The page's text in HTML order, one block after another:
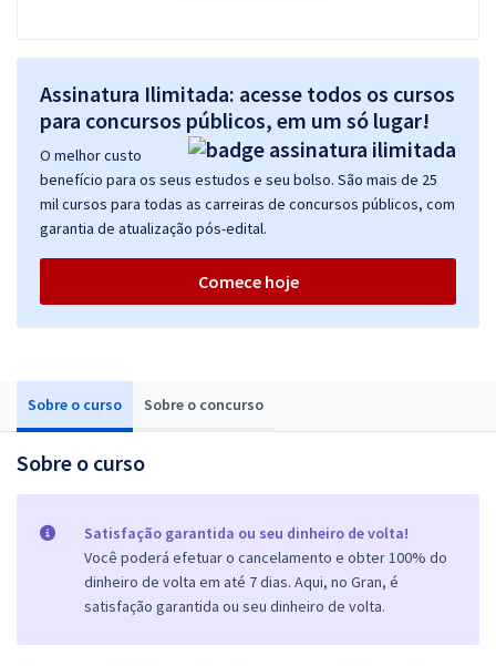
Sobre o curso Sobre o concurso
Sobre o curso
Satisfação garantida ou seu dinheiro de volta!
Você poderá efetuar o cancelamento e obter 100% do
dinheiro de volta em até 7 dias. Aqui, no Gran, é
satisfação garantida ou seu dinheiro de volta.
Assinatura Ilimitada: acesse todos os cursos
para concursos públicos, em um só lugar!
O melhor custo
benefício para os seus estudos e seu bolso. São mais de 25
mil cursos para todas as carreiras de concursos públicos, com
garantia de atualização pós-edital.
Comece hoje